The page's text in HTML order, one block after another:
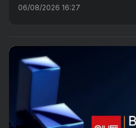
06/08/2026 16:27